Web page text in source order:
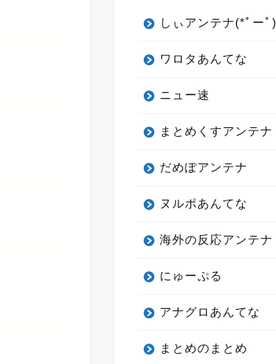
しぃアンテナ(*ﾟーﾟ)
ワロタあんてな
ニュー速
まとめくすアンテナ
だめぽアンテナ
ヌルポあんてな
海外の反応アンテナ
にゅーぷる
アナグロあんてな
まとめのまとめ